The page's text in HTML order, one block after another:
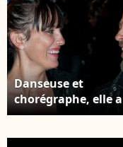
Danseuse et
chorégraphe, elle a
remporté plusieurs